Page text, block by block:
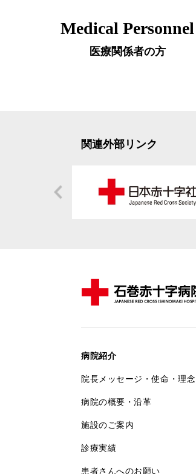
Medical Personnel
医療関係者の方
関連外部リンク
病院紹介
院長メッセージ・使命・理念
病院の概要・沿革
施設のご案内
診療実績
患者さんへのお願い